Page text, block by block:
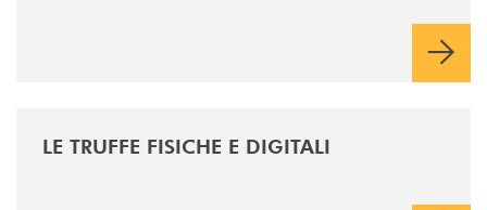
nel processo di diversificazione dei ricavi Potenziati a oltre €
LE TRUFFE FISICHE E DIGITALI